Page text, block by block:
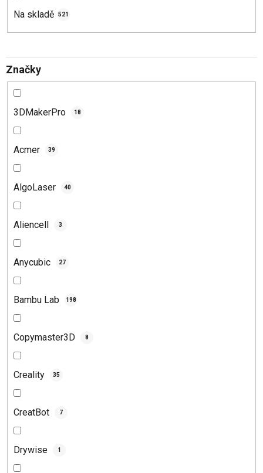
u
t
ů
Na skladě 521
Značky
3DMakerPro 18
Acmer 39
AlgoLaser 40
Aliencell 3
Anycubic 27
Bambu Lab 198
Copymaster3D 8
Creality 35
CreatBot 7
Drywise 1